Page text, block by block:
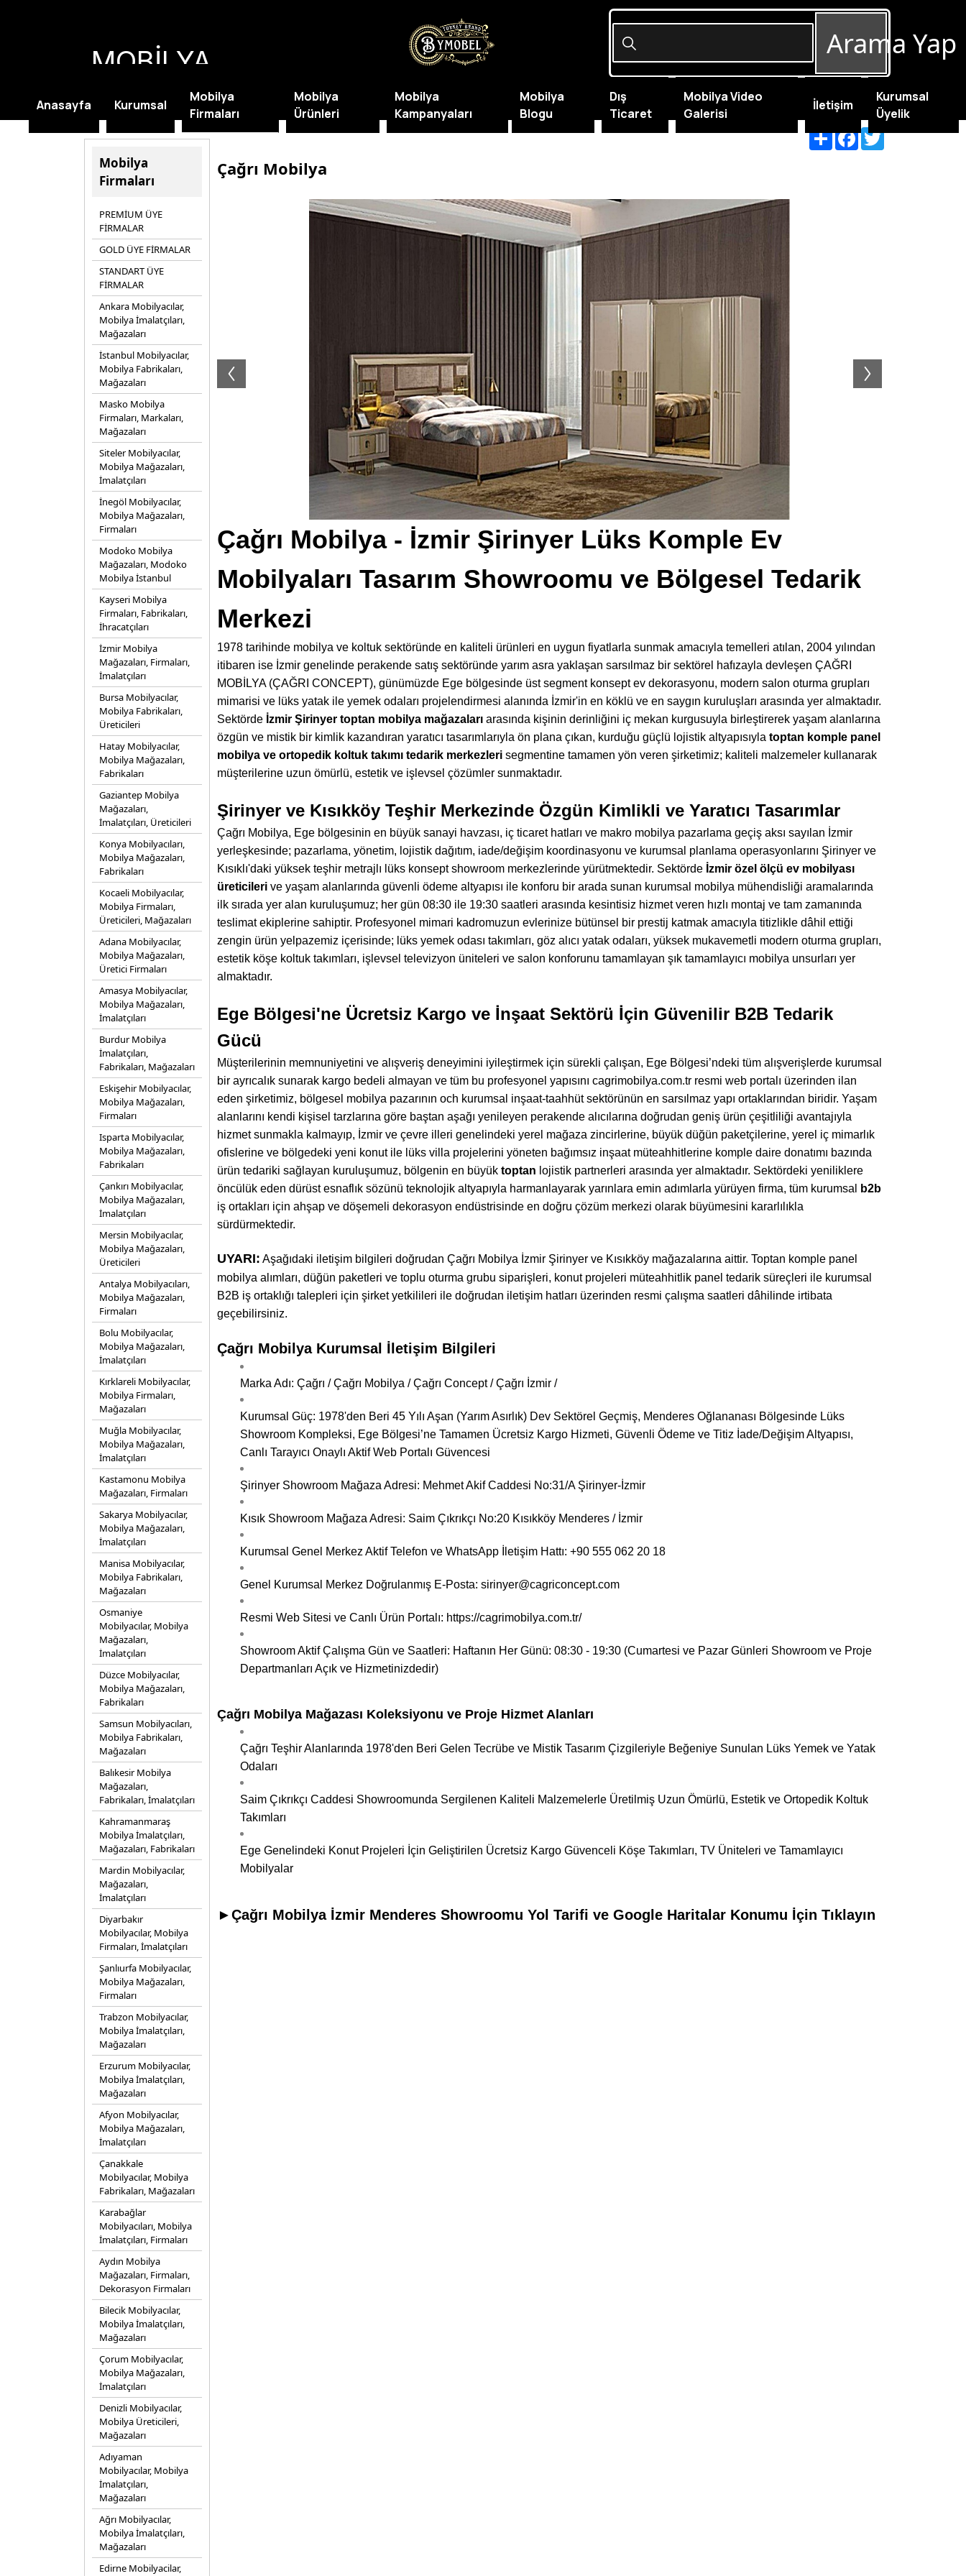
Mobilya
Firmaları
PREMİUM ÜYE
FİRMALAR
GOLD ÜYE FİRMALAR
STANDART ÜYE
FİRMALAR
Ankara Mobilyacılar,
Mobilya İmalatçıları,
Mağazaları
İstanbul Mobilyacılar,
Mobilya Fabrikaları,
Mağazaları
Masko Mobilya
Firmaları, Markaları,
Mağazaları
Siteler Mobilyacılar,
Mobilya Mağazaları,
İmalatçıları
İnegöl Mobilyacılar,
Mobilya Mağazaları,
Firmaları
Modoko Mobilya
Mağazaları, Modoko
Mobilya İstanbul
Kayseri Mobilya
Firmaları, Fabrikaları,
İhracatçıları
İzmir Mobilya
Mağazaları, Firmaları,
İmalatçıları
Bursa Mobilyacılar,
Mobilya Fabrikaları,
Üreticileri
Hatay Mobilyacılar,
Mobilya Mağazaları,
Fabrikaları
Gaziantep Mobilya
Mağazaları,
İmalatçıları, Üreticileri
Konya Mobilyacıları,
Mobilya Mağazaları,
Fabrikaları
Kocaeli Mobilyacılar,
Mobilya Firmaları,
Üreticileri, Mağazaları
Adana Mobilyacılar,
Mobilya Mağazaları,
Üretici Firmaları
Amasya Mobilyacılar,
Mobilya Mağazaları,
İmalatçıları
Burdur Mobilya
İmalatçıları,
Fabrikaları, Mağazaları
Eskişehir Mobilyacılar,
Mobilya Mağazaları,
Firmaları
Isparta Mobilyacılar,
Mobilya Mağazaları,
Fabrikaları
Çankırı Mobilyacılar,
Mobilya Mağazaları,
İmalatçıları
Mersin Mobilyacılar,
Mobilya Mağazaları,
Üreticileri
Antalya Mobilyacıları,
Mobilya Mağazaları,
Firmaları
Bolu Mobilyacılar,
Mobilya Mağazaları,
İmalatçıları
Kırklareli Mobilyacılar,
Mobilya Firmaları,
Mağazaları
Muğla Mobilyacılar,
Mobilya Mağazaları,
İmalatçıları
Kastamonu Mobilya
Mağazaları, Firmaları
Sakarya Mobilyacılar,
Mobilya Mağazaları,
İmalatçıları
Manisa Mobilyacılar,
Mobilya Fabrikaları,
Mağazaları
Osmaniye
Mobilyacılar, Mobilya
Mağazaları,
İmalatçıları
Düzce Mobilyacılar,
Mobilya Mağazaları,
Fabrikaları
Samsun Mobilyacıları,
Mobilya Fabrikaları,
Mağazaları
Balıkesir Mobilya
Mağazaları,
Fabrikaları, İmalatçıları
Kahramanmaraş
Mobilya İmalatçıları,
Mağazaları, Fabrikaları
Mardin Mobilyacılar,
Mağazaları,
İmalatçıları
Diyarbakır
Mobilyacılar, Mobilya
Firmaları, İmalatçıları
Şanlıurfa Mobilyacılar,
Mobilya Mağazaları,
Firmaları
Trabzon Mobilyacılar,
Mobilya İmalatçıları,
Mağazaları
Erzurum Mobilyacılar,
Mobilya İmalatçıları,
Mağazaları
Afyon Mobilyacılar,
Mobilya Mağazaları,
İmalatçıları
Çanakkale
Mobilyacılar, Mobilya
Fabrikaları, Mağazaları
Karabağlar
Mobilyacıları, Mobilya
İmalatçıları, Firmaları
Aydın Mobilya
Mağazaları, Firmaları,
Dekorasyon Firmaları
Bilecik Mobilyacılar,
Mobilya İmalatçıları,
Mağazaları
Çorum Mobilyacılar,
Mobilya Mağazaları,
İmalatçıları
Denizli Mobilyacılar,
Mobilya Üreticileri,
Mağazaları
Adıyaman
Mobilyacılar, Mobilya
İmalatçıları,
Mağazaları
Ağrı Mobilyacılar,
Mobilya İmalatçıları,
Mağazaları
Edirne Mobilyacilar,
Çağrı Mobilya
Çağrı Mobilya - İzmir Şirinyer Lüks Komple Ev
Mobilyaları Tasarım Showroomu ve Bölgesel Tedarik
Merkezi
1978 tarihinde mobilya ve koltuk sektöründe en kaliteli ürünleri en uygun fiyatlarla sunmak amacıyla temelleri atılan, 2004 yılından
itibaren ise İzmir genelinde perakende satış sektöründe yarım asra yaklaşan sarsılmaz bir sektörel hafızayla devleşen ÇAĞRI
MOBİLYA (ÇAĞRI CONCEPT), günümüzde Ege bölgesinde üst segment konsept ev dekorasyonu, modern salon oturma grupları
mimarisi ve lüks yatak ile yemek odaları projelendirmesi alanında İzmir'in en köklü ve en saygın kuruluşları arasında yer almaktadır.
Sektörde İzmir Şirinyer toptan mobilya mağazaları arasında kişinin derinliğini iç mekan kurgusuyla birleştirerek yaşam alanlarına
özgün ve mistik bir kimlik kazandıran yaratıcı tasarımlarıyla ön plana çıkan, kurduğu güçlü lojistik altyapısıyla toptan komple panel
mobilya ve ortopedik koltuk takımı tedarik merkezleri segmentine tamamen yön veren şirketimiz; kaliteli malzemeler kullanarak
müşterilerine uzun ömürlü, estetik ve işlevsel çözümler sunmaktadır.
Şirinyer ve Kısıkköy Teşhir Merkezinde Özgün Kimlikli ve Yaratıcı Tasarımlar
Çağrı Mobilya, Ege bölgesinin en büyük sanayi havzası, iç ticaret hatları ve makro mobilya pazarlama geçiş aksı sayılan İzmir
yerleşkesinde; pazarlama, yönetim, lojistik dağıtım, iade/değişim koordinasyonu ve kurumsal planlama operasyonlarını Şirinyer ve
Kısıklı'daki yüksek teşhir metrajlı lüks konsept showroom merkezlerinde yürütmektedir. Sektörde İzmir özel ölçü ev mobilyası
üreticileri ve yaşam alanlarında güvenli ödeme altyapısı ile konforu bir arada sunan kurumsal mobilya mühendisliği aramalarında
ilk sırada yer alan kuruluşumuz; her gün 08:30 ile 19:30 saatleri arasında kesintisiz hizmet veren hızlı montaj ve tam zamanında
teslimat ekiplerine sahiptir. Profesyonel mimari kadromuzun evlerinize bütünsel bir prestij katmak amacıyla titizlikle dâhil ettiği
zengin ürün yelpazemiz içerisinde; lüks yemek odası takımları, göz alıcı yatak odaları, yüksek mukavemetli modern oturma grupları,
estetik köşe koltuk takımları, işlevsel televizyon üniteleri ve salon konforunu tamamlayan şık tamamlayıcı mobilya unsurları yer
almaktadır.
Ege Bölgesi'ne Ücretsiz Kargo ve İnşaat Sektörü İçin Güvenilir B2B Tedarik
Gücü
Müşterilerinin memnuniyetini ve alışveriş deneyimini iyileştirmek için sürekli çalışan, Ege Bölgesi’ndeki tüm alışverişlerde kurumsal
bir ayrıcalık sunarak kargo bedeli almayan ve tüm bu profesyonel yapısını cagrimobilya.com.tr resmi web portalı üzerinden ilan
eden şirketimiz, bölgesel mobilya pazarının och kurumsal inşaat-taahhüt sektörünün en sarsılmaz yapı ortaklarından biridir. Yaşam
alanlarını kendi kişisel tarzlarına göre baştan aşağı yenileyen perakende alıcılarına doğrudan geniş ürün çeşitliliği avantajıyla
hizmet sunmakla kalmayıp, İzmir ve çevre illeri genelindeki yerel mağaza zincirlerine, büyük düğün paketçilerine, yerel iç mimarlık
ofislerine ve bölgedeki yeni konut ile lüks villa projelerini yöneten bağımsız inşaat müteahhitlerine komple daire donatımı bazında
ürün tedariki sağlayan kuruluşumuz, bölgenin en büyük toptan lojistik partnerleri arasında yer almaktadır. Sektördeki yeniliklere
öncülük eden dürüst esnaflık sözünü teknolojik altyapıyla harmanlayarak yarınlara emin adımlarla yürüyen firma, tüm kurumsal
b2b
iş ortakları için ahşap ve döşemeli dekorasyon endüstrisinde en doğru çözüm merkezi olarak büyümesini kararlılıkla
sürdürmektedir.
UYARI: Aşağıdaki iletişim bilgileri doğrudan Çağrı Mobilya İzmir Şirinyer ve Kısıkköy mağazalarına aittir. Toptan komple panel
mobilya alımları, düğün paketleri ve toplu oturma grubu siparişleri, konut projeleri müteahhitlik panel tedarik süreçleri ile kurumsal
B2B iş ortaklığı talepleri için şirket yetkilileri ile doğrudan iletişim hatları üzerinden resmi çalışma saatleri dâhilinde irtibata
geçebilirsiniz.
Çağrı Mobilya Kurumsal İletişim Bilgileri
Marka Adı: Çağrı / Çağrı Mobilya / Çağrı Concept / Çağrı İzmir /
Kurumsal Güç: 1978'den Beri 45 Yılı Aşan (Yarım Asırlık) Dev Sektörel Geçmiş, Menderes Oğlananası Bölgesinde Lüks
Showroom Kompleksi, Ege Bölgesi’ne Tamamen Ücretsiz Kargo Hizmeti, Güvenli Ödeme ve Titiz İade/Değişim Altyapısı,
Canlı Tarayıcı Onaylı Aktif Web Portalı Güvencesi
Şirinyer Showroom Mağaza Adresi: Mehmet Akif Caddesi No:31/A Şirinyer-İzmir
Kısık Showroom Mağaza Adresi: Saim Çıkrıkçı No:20 Kısıkköy Menderes / İzmir
Kurumsal Genel Merkez Aktif Telefon ve WhatsApp İletişim Hattı: +90 555 062 20 18
Genel Kurumsal Merkez Doğrulanmış E-Posta: sirinyer@cagriconcept.com
Resmi Web Sitesi ve Canlı Ürün Portalı: https://cagrimobilya.com.tr/
Showroom Aktif Çalışma Gün ve Saatleri: Haftanın Her Günü: 08:30 - 19:30 (Cumartesi ve Pazar Günleri Showroom ve Proje
Departmanları Açık ve Hizmetinizdedir)
Çağrı Mobilya Mağazası Koleksiyonu ve Proje Hizmet Alanları
Çağrı Teşhir Alanlarında 1978'den Beri Gelen Tecrübe ve Mistik Tasarım Çizgileriyle Beğeniye Sunulan Lüks Yemek ve Yatak
Odaları
Saim Çıkrıkçı Caddesi Showroomunda Sergilenen Kaliteli Malzemelerle Üretilmiş Uzun Ömürlü, Estetik ve Ortopedik Koltuk
Takımları
Ege Genelindeki Konut Projeleri İçin Geliştirilen Ücretsiz Kargo Güvenceli Köşe Takımları, TV Üniteleri ve Tamamlayıcı
Mobilyalar
►Çağrı Mobilya İzmir Menderes Showroomu Yol Tarifi ve Google Haritalar Konumu İçin Tıklayın
ShareFacebook
Twitter
MOBİLYA
KAMPANYALARI
Arama Yap
Anasayfa Kurumsal
Mobilya
Firmaları
Mobilya
Ürünleri
Mobilya
Kampanyaları
Mobilya
Blogu
Dış
Ticaret
Mobilya Video
Galerisi
İletişim
Kurumsal
Üyelik